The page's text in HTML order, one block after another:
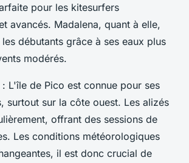
pour les kitesurfers
avancés. Madalena, quant à elle,
débutants grâce à ses eaux plus
modérés.
: L'île de Pico est connue pour ses
surtout sur la côte ouest. Les alizés
offrant des sessions de
Les conditions météorologiques
il est donc crucial de